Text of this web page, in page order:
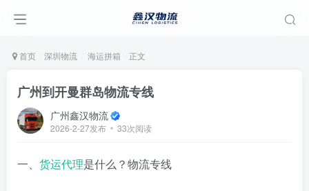
首页 深圳物流 海运拼箱 正文
广州到开曼群岛物流专线
广州鑫汉物流
2026-2-27发布 33次阅读
一、 货运代理是什么？物流专线